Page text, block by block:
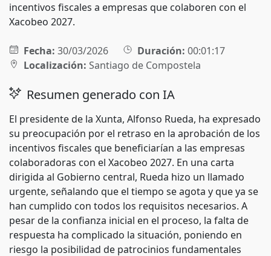
incentivos fiscales a empresas que colaboren con el
Xacobeo 2027.
Fecha: 30/03/2026 Duración: 00:01:17
Localización: Santiago de Compostela
Resumen generado con IA
El presidente de la Xunta, Alfonso Rueda, ha expresado
su preocupación por el retraso en la aprobación de los
incentivos fiscales que beneficiarían a las empresas
colaboradoras con el Xacobeo 2027. En una carta
dirigida al Gobierno central, Rueda hizo un llamado
urgente, señalando que el tiempo se agota y que ya se
han cumplido con todos los requisitos necesarios. A
pesar de la confianza inicial en el proceso, la falta de
respuesta ha complicado la situación, poniendo en
riesgo la posibilidad de patrocinios fundamentales